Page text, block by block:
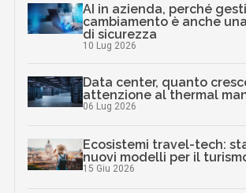
AI in azienda, perché
cambiamento è anche
di sicurezza
10 Lug 2026
Data center, quanto
attenzione al thermal
06 Lug 2026
Ecosistemi travel-tech:
nuovi modelli per il
15 Giu 2026